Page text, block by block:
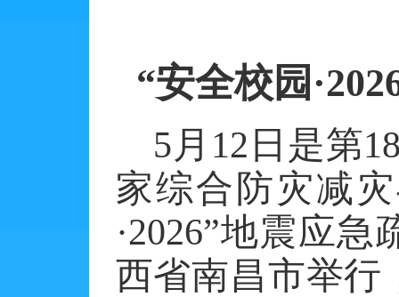
“安全校园
5月12日是第
家综合防灾减
·2026”地震应
西省南昌市举行